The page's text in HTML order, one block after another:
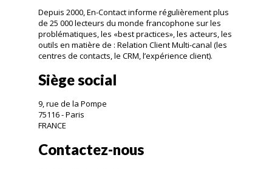
Depuis 2000, En-Contact informe régulièrement plus
de 25 000 lecteurs du monde francophone sur les
problématiques, les «best practices», les acteurs, les
outils en matière de : Relation Client Multi-canal (les
centres de contacts, le CRM, l’expérience client).
Siège social
9, rue de la Pompe
75116 - Paris
FRANCE
Contactez-nous